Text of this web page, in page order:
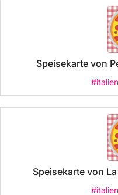
Speisekarte von
Speisekarte von